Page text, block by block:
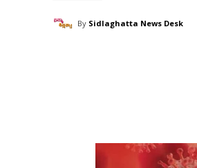
By Sidlaghatta News Desk